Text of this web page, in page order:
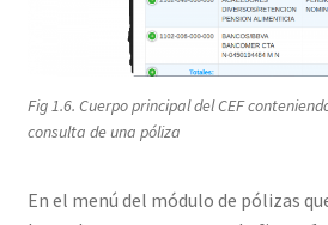
Fig 1.6. Cuerpo principal del CEF
consulta de una póliza
En el menú del módulo de pólizas